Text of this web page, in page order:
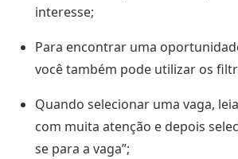
interesse;
Para encontrar uma
você também pode utilizar os
Quando selecionar uma vaga,
com muita atenção e depois
se para a vaga”;